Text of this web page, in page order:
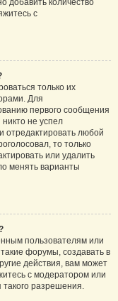
добавить количество
с
только их
Для
первого сообщения
не успел
отредактировать любой
то только
или удалить
менять варианты
пользователям или
форумы, создавать в
действия, вам может
с модератором или
разрешения.